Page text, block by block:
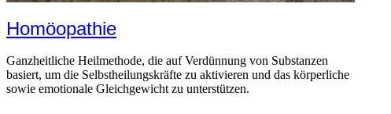
Homöopathie
Ganzheitliche Heilmethode, die auf Verdünnung von Substanzen
basiert, um die Selbstheilungskräfte zu aktivieren und das körperliche
sowie emotionale Gleichgewicht zu unterstützen.